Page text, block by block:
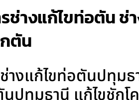
ช่างแก้ไขท่อตัน
ตัน
างแก้ไขท่อตันปทุม
ปทุมธานี แก้ไขชัก